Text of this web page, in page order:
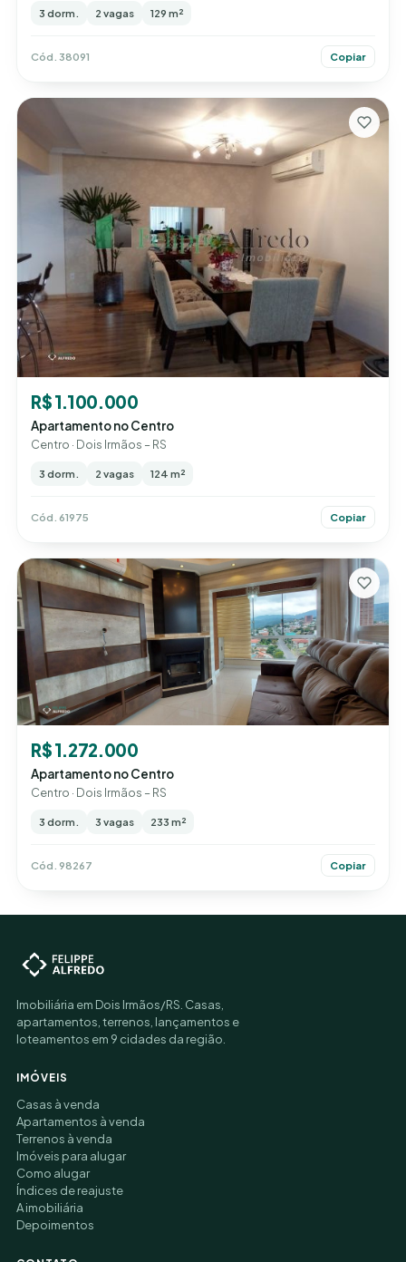
3 dorm. 2 vagas 129 m²
Cód. 38091 Copiar
R$ 1.100.000
Apartamento no Centro
Centro · Dois Irmãos – RS
3 dorm. 2 vagas 124 m²
Cód. 61975 Copiar
R$ 1.272.000
Apartamento no Centro
Centro · Dois Irmãos – RS
3 dorm. 3 vagas 233 m²
Cód. 98267 Copiar
Imobiliária em Dois Irmãos/RS. Casas,
apartamentos, terrenos, lançamentos e
loteamentos em 9 cidades da região.
IMÓVEIS
Casas à venda
Apartamentos à venda
Terrenos à venda
Imóveis para alugar
Como alugar
Índices de reajuste
A imobiliária
Depoimentos